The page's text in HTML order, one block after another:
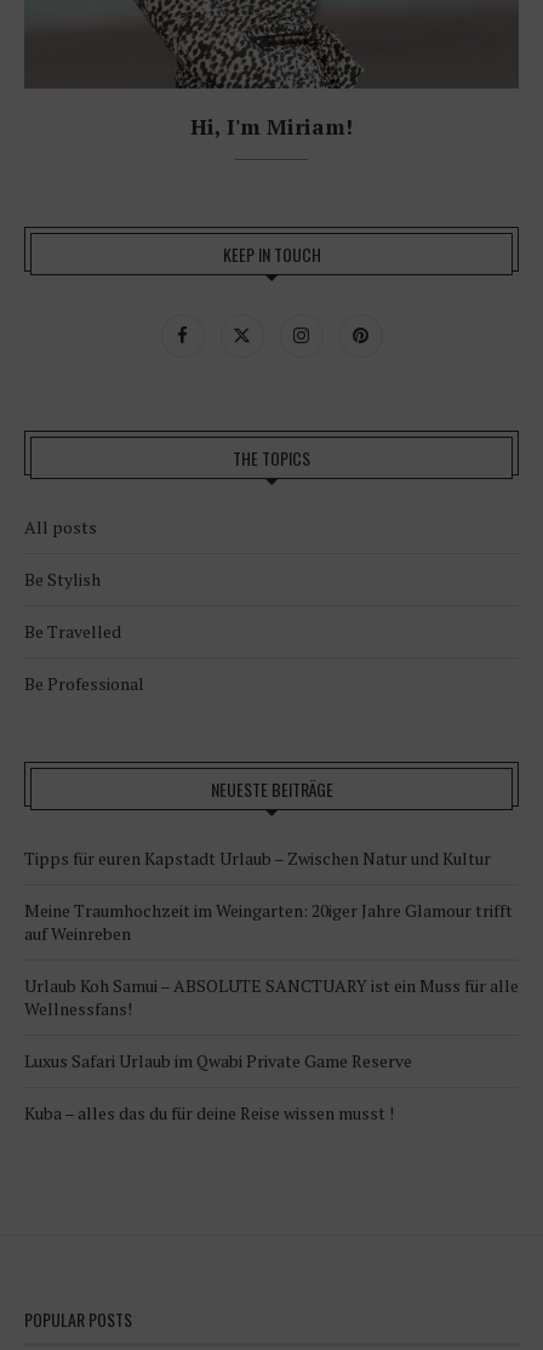
Hi, I'm Miriam!
KEEP IN TOUCH
THE TOPICS
All posts
Be Stylish
Be Travelled
Be Professional
NEUESTE BEITRÄGE
Tipps für euren Kapstadt Urlaub – Zwischen Natur und Kultur
Meine Traumhochzeit im Weingarten: 20iger Jahre Glamour trifft
auf Weinreben
Urlaub Koh Samui – ABSOLUTE SANCTUARY ist ein Muss für alle
Wellnessfans!
Luxus Safari Urlaub im Qwabi Private Game Reserve
Kuba – alles das du für deine Reise wissen musst !
POPULAR POSTS